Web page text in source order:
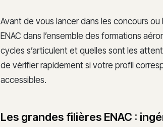
Avant de vous lancer dans les concours
ENAC dans l’ensemble des formations
cycles s’articulent et quelles sont les
de vérifier rapidement si votre profil
accessibles.
Les grandes filières ENAC :